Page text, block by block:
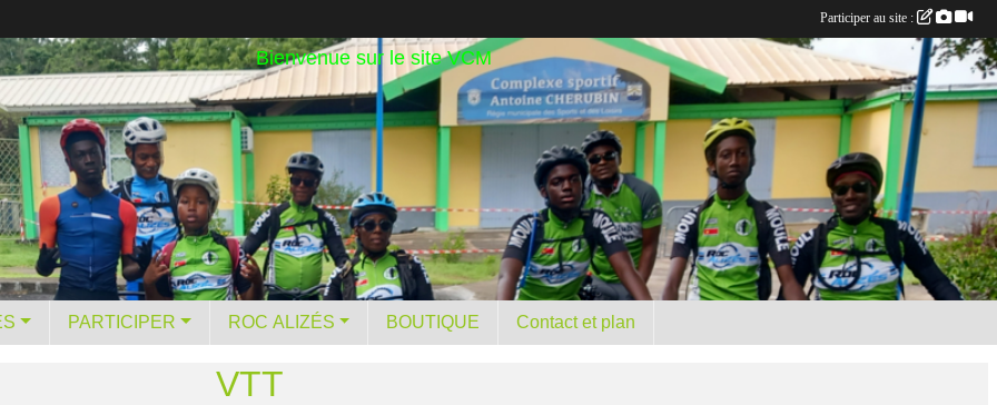
Bienvenue sur le site VCM
PARTICIPER ROC ALIZÉS BOUTIQUE Contact et plan
VTT
Participer au site :